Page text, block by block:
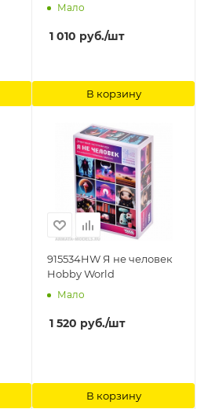
Мало
1 010 руб./шт
В корзину
915534HW Я не человек
Hobby World
Мало
1 520 руб./шт
В корзину